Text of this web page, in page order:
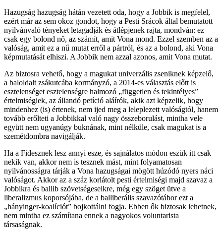
Hazugság hazugság hátán vezetett oda, hogy a Jobbik is megfelel,
ezért már az sem okoz gondot, hogy a Pesti Srácok által bemutatott
nyilvánvaló tényeket letagadják és átlépjenek rajta, mondván: ez
csak egy bolond nő, az számít, amit Vona mond. Ezzel szemben az a
valóság, amit ez a nű mutat erről a pártról, és az a bolond, aki Vona
képmutatását elhiszi. A Jobbik nem azzal azonos, amit Vona mutat.
Az biztosra vehető, hogy a magukat univerzális zseniknek képzelő,
a baloldalt zsákutcába kormányzó, a 2014-es választás előtt is
esztelenséget esztelenségre halmozó „független és tekintélyes”
értelmiségiek, az állandó petíció aláírók, akik azt képzelik, hogy
mindenhez (is) értenek, nem ijed meg a leleplezett valóságtól, hanem
tovább erőlteti a Jobbikkal való nagy összeborulást, mintha vele
együtt nem ugyanúgy buknának, mint nélküle, csak magukat is a
szemétdombra navigálják.
Ha a Fidesznek lesz annyi esze, és sajnálatos módon eszük itt csak
nekik van, akkor nem is tesznek mást, mint folyamatosan
nyilvánosságra tárják a Vona hazugságai mögött húzódó nyers náci
valóságot. Akkor az a száz korlátolt pesti értelmiségi majd szavaz a
Jobbikra és ballib szövetségeseikre, még egy szöget ütve a
liberalizmus koporsójába, de a balliberális szavazótábor ezt a
„hányinger-koalíciót” bojkottálni fogja. Ebben ők biztosak lehetnek,
nem mintha ez számítana ennek a nagyokos voluntarista
társaságnak.